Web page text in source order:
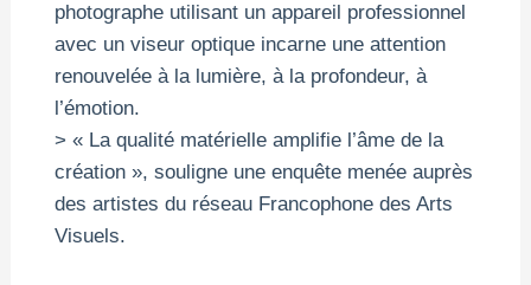
photographe utilisant un appareil professionnel
avec un viseur optique incarne une attention
renouvelée à la lumière, à la profondeur, à
l’émotion.
> « La qualité matérielle amplifie l’âme de la
création », souligne une enquête menée auprès
des artistes du réseau Francophone des Arts
Visuels.